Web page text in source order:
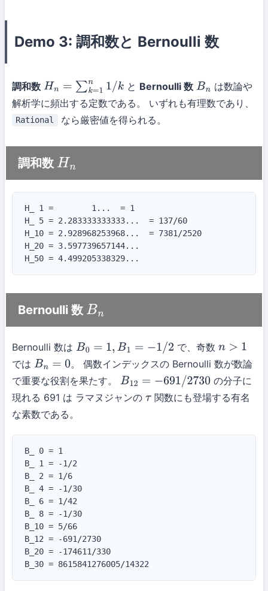
Demo 3: 調和数と Bernoulli 数
調和数 Hn= ∑k =1n1/k と Bernoulli 数 Bn
は数論や
解析学に頻出する定数である。 いずれも有理数であり、
Rational なら厳密値を得られる。
調和数 Hn
H_ 1 =        1...  = 1
H_ 5 = 2.283333333333...  = 137/60
H_10 = 2.928968253968...  = 7381/2520
H_20 = 3.597739657144...
H_50 = 4.499205338329...
Bernoulli 数 Bn
Bernoulli 数は B0=1,B 1= −1/ 2 で、奇数 n>1
では Bn= 0
。 偶数インデックスの Bernoulli 数が数論
で重要な役割を果たす。 B12=−691/2730
の分子に
現れる 691 は ラマヌジャンの τ 関数にも登場する有名
な素数である。
B_ 0 = 1
B_ 1 = -1/2
B_ 2 = 1/6
B_ 4 = -1/30
B_ 6 = 1/42
B_ 8 = -1/30
B_10 = 5/66
B_12 = -691/2730
B_20 = -174611/330
B_30 = 8615841276005/14322